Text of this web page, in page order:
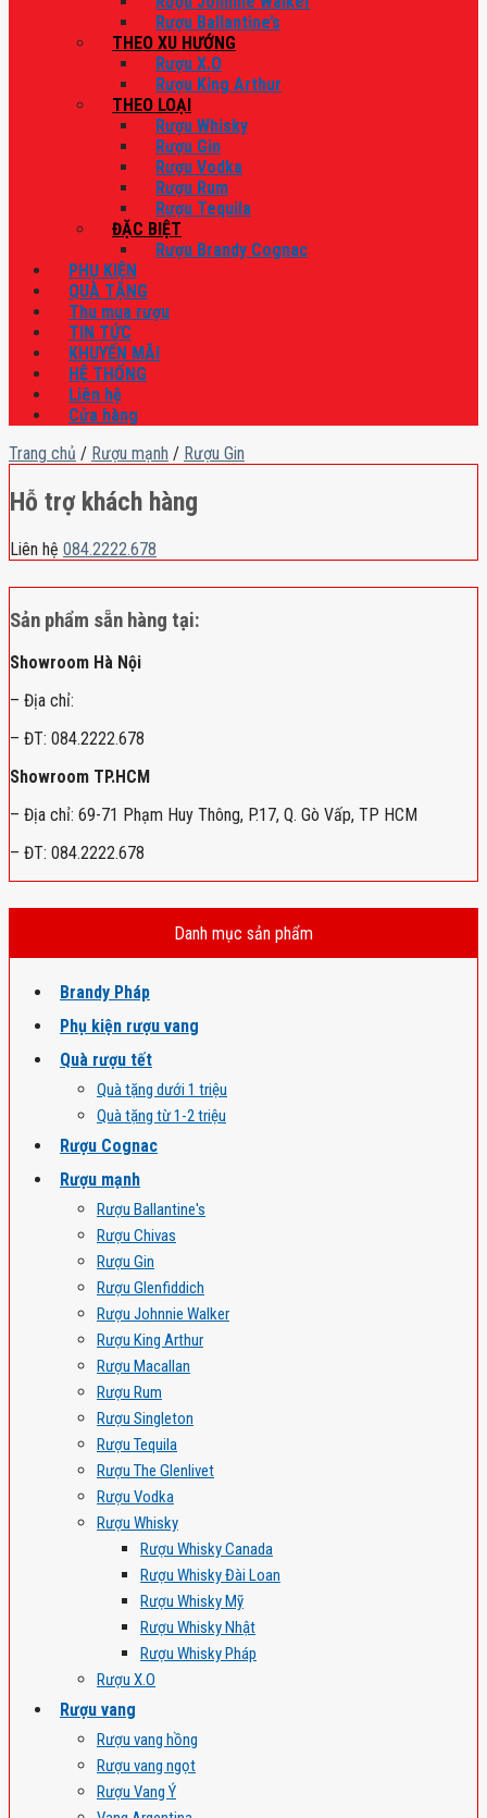
Rượu Ballantine’s
THEO XU HƯỚNG
Rượu X.O
Rượu King Arthur
THEO LOẠI
Rượu Whisky
Rượu Gin
Rượu Vodka
Rượu Rum
Rượu Tequila
ĐẶC BIỆT
Rượu Brandy Cognac
PHỤ KIỆN
QUÀ TẶNG
Thu mua rượu
TIN TỨC
KHUYẾN MÃI
HỆ THỐNG
Liên hệ
Cửa hàng
Trang chủ / Rượu mạnh / Rượu Gin
Hỗ trợ khách hàng
Liên hệ 084.2222.678
Sản phẩm sẵn hàng tại:
Showroom Hà Nội
– Địa chỉ:
– ĐT: 084.2222.678
Showroom TP.HCM
– Địa chỉ: 69-71 Phạm Huy Thông, P.17, Q. Gò Vấp, TP HCM
– ĐT: 084.2222.678
Danh mục sản phẩm
Brandy Pháp
Phụ kiện rượu vang
Quà rượu tết
Quà tặng dưới 1 triệu
Quà tặng từ 1-2 triệu
Rượu Cognac
Rượu mạnh
Rượu Ballantine's
Rượu Chivas
Rượu Gin
Rượu Glenfiddich
Rượu Johnnie Walker
Rượu King Arthur
Rượu Macallan
Rượu Rum
Rượu Singleton
Rượu Tequila
Rượu The Glenlivet
Rượu Vodka
Rượu Whisky
Rượu Whisky Canada
Rượu Whisky Đài Loan
Rượu Whisky Mỹ
Rượu Whisky Nhật
Rượu Whisky Pháp
Rượu X.O
Rượu vang
Rượu vang hồng
Rượu vang ngọt
Rượu Vang Ý